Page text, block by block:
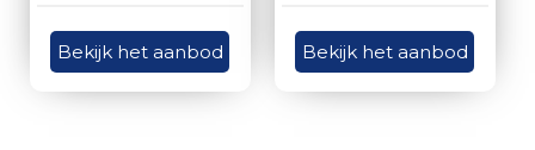
Bekijk het aanbod Bekijk het aanbod